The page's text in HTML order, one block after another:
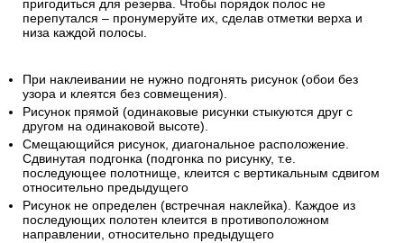
пригодиться для резерва. Чтобы порядок полос не
перепутался – пронумеруйте их, сделав отметки верха и
низа каждой полосы.
При наклеивании не нужно подгонять рисунок (обои без
узора и клеятся без совмещения).
Рисунок прямой (одинаковые рисунки стыкуются друг с
другом на одинаковой высоте).
Смещающийся рисунок, диагональное расположение.
Сдвинутая подгонка (подгонка по рисунку, т.е.
последующее полотнище, клеится с вертикальным сдвигом
относительно предыдущего
Рисунок не определен (встречная наклейка). Каждое из
последующих полотен клеится в противоположном
направлении, относительно предыдущего